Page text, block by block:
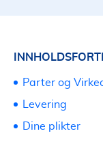
Parter og
Levering
Dine plikter